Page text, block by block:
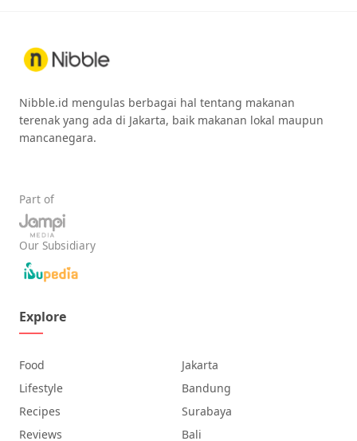
Nibble.id mengulas berbagai hal tentang makanan
terenak yang ada di Jakarta, baik makanan lokal maupun
mancanegara.
Part of
Our Subsidiary
Explore
Food
Lifestyle
Recipes
Reviews
Jakarta
Bandung
Surabaya
Bali